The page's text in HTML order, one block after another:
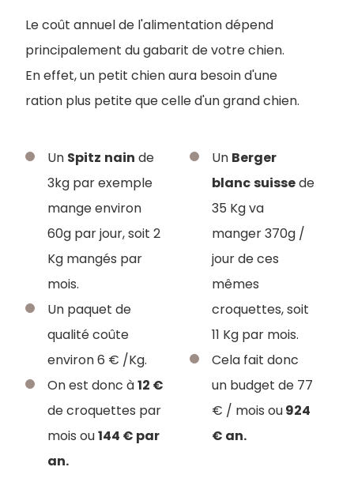
Le coût annuel de l'alimentation dépend
principalement du gabarit de votre chien.
En effet, un petit chien aura besoin d'une
ration plus petite que celle d'un grand chien.
Un Spitz nain de
3kg par exemple
mange environ
60g par jour, soit 2
Kg mangés par
mois.
Un paquet de
qualité coûte
environ 6 € /Kg.
On est donc à12 €
de croquettes par
mois ou144 € par
an.
Un Berger
blancsuissede
35 Kg va
manger 370g /
jour de ces
mêmes
croquettes, soit
11 Kg par mois.
Cela fait donc
un budget de 77
€ / mois ou924
€ an.